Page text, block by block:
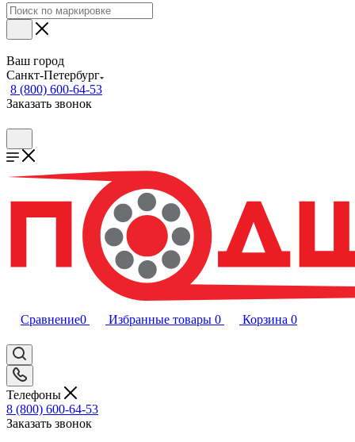
Ваш город
Санкт-Петербург
8 (800) 600-64-53
Заказать звонок
Сравнение0 Избранные товары 0 Корзина 0
Телефоны
8 (800) 600-64-53
Заказать звонок